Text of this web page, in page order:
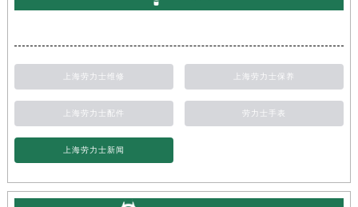
上海劳力士维修 上海劳力士保养
上海劳力士配件 劳力士手表
上海劳力士新闻